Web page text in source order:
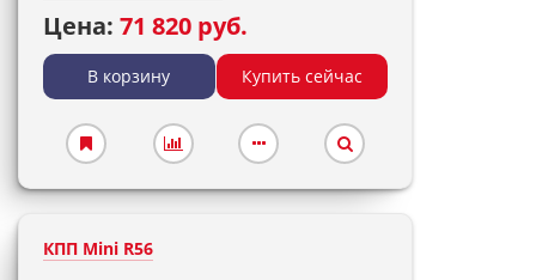
Цена: 71 820 руб.
В корзину Купить сейчас
КПП Mini R56